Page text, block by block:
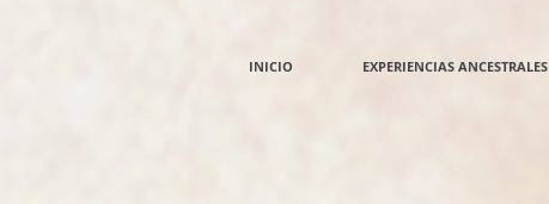
INICIO EXPERIENCIAS ANCESTRALES